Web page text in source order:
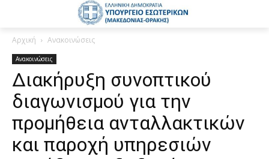
Αρχική Ανακοινώσεις
Ανακοινώσεις
Διακήρυξη συνοπτικού
διαγωνισμού για την
προμήθεια ανταλλακτικών
και παροχή υπηρεσιών